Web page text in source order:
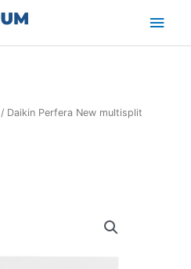
/ Daikin Perfera New multisplit